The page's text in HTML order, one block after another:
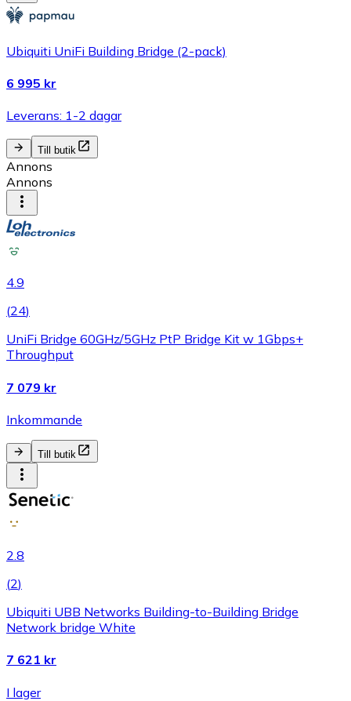
Ubiquiti UniFi Building Bridge (2-pack)
6 995 kr
Leverans: 1-2 dagar
Till butik
Annons
Annons
4.9
(24)
UniFi Bridge 60GHz/5GHz PtP Bridge Kit w 1Gbps+
Throughput
7 079 kr
Inkommande
Till butik
2.8
(2)
Ubiquiti UBB Networks Building-to-Building Bridge
Network bridge White
7 621 kr
I lager